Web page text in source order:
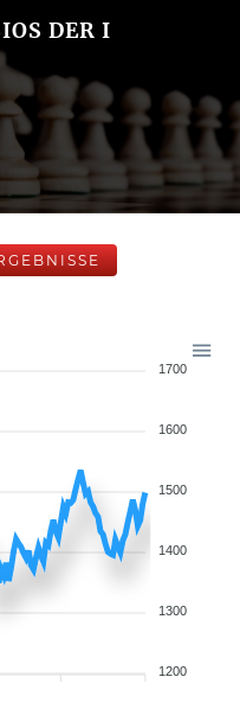
DER I
1700
1600
1500
1400
1300
1200